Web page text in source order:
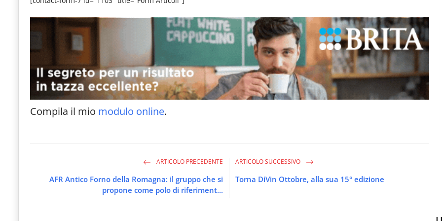
novità
comparto
Horeca.
Compila il mio modulo online.
ARTICOLO PRECEDENTE
AFR Antico Forno della Romagna: il gruppo che si
propone come polo di riferiment...
ARTICOLO SUCCESSIVO
Torna DiVin Ottobre, alla sua 15° edizione